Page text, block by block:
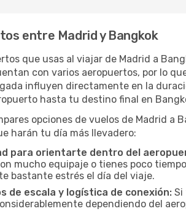
entre Madrid y Bangkok
que usas al viajar de Madrid a
con varios aeropuertos, por lo
influyen directamente en la
hasta tu destino final en
opciones de vuelos de Madrid
harán tu día más llevadero:
para orientarte dentro del
mucho equipaje o tienes poco
bastante estrés el día del viaje.
de escala y logística de conexión: Si
dependiendo del